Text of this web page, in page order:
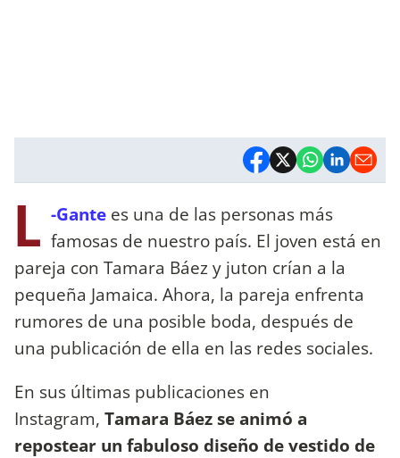
L -Gante es una de las personas más
famosas de nuestro país. El joven está en
pareja con Tamara Báez y juton crían a la
pequeña Jamaica. Ahora, la pareja enfrenta
rumores de una posible boda, después de
una publicación de ella en las redes sociales.
En sus últimas publicaciones en
Instagram, Tamara Báez se animó a
repostear un fabuloso diseño de vestido de